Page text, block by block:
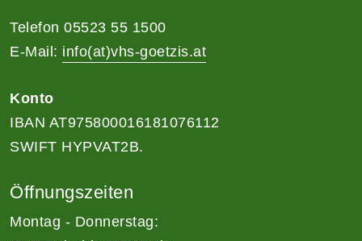
Telefon 05523 55 1500
E-Mail: info(at)vhs-goetzis.at
Konto
IBAN AT975800016181076112
SWIFT HYPVAT2B.
Öffnungszeiten
Montag - Donnerstag: